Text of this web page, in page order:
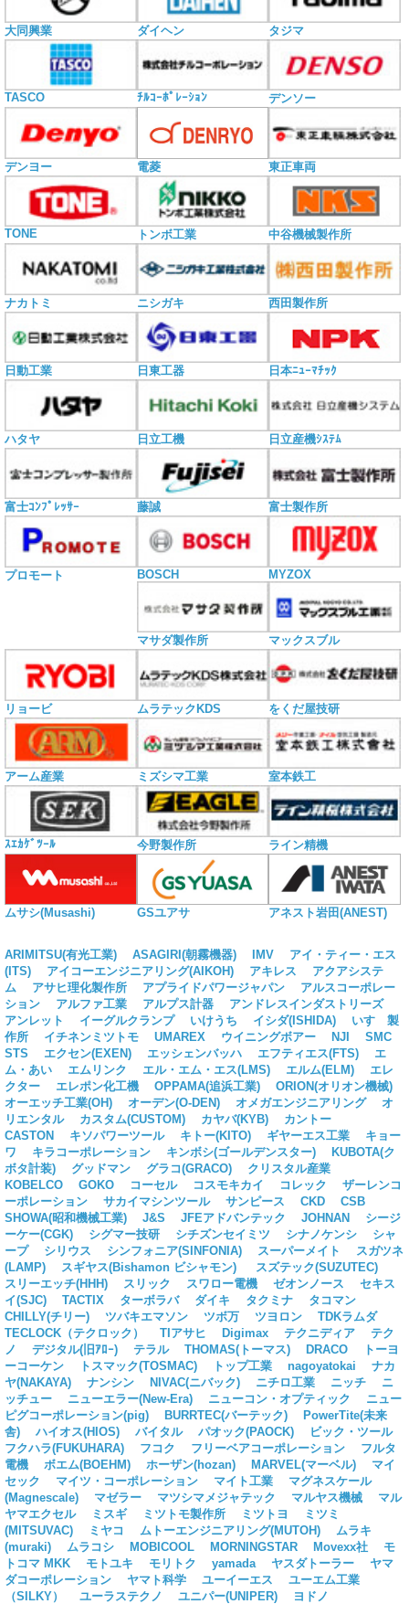
大同興業 ダイヘン タジマ
TASCO ﾁﾙｺｰﾎﾟﾚｰｼｮﾝ デンソー
デンヨー 電菱 東正車両
TONE トンボ工業 中谷機械製作所
ナカトミ ニシガキ 西田製作所
日動工業 日東工器 日本ﾆｭｰﾏﾁｯｸ
ハタヤ 日立工機 日立産機ｼｽﾃﾑ
富士ｺﾝﾌﾟﾚｯｻｰ 藤誠 富士製作所
プロモート BOSCH MYZOX
マサダ製作所 マックスブル
リョービ ムラテックKDS をくだ屋技研
アーム産業 ミズシマ工業 室本鉄工
ｽｴｶｹﾞﾂｰﾙ 今野製作所 ライン精機
ムサシ(Musashi) GSユアサ アネスト岩田(ANEST)
ARIMITSU(有光工業) ASAGIRI(朝霧機器) IMV
アイ・ティー・エス
(ITS)
アイコーエンジニアリング(AIKOH) アキレス
アクアシステ
ム
アサヒ理化製作所 アプライドパワージャパン
アルスコーポレー
ション
アルファ工業 アルプス計器
アンドレスインダストリーズ
アンレット
イーグルクランプ いけうち イシダ(ISHIDA)
いすゞ製
作所
イチネンミツトモ UMAREX ウイニングボアー NJI
SMC
STS
エクセン(EXEN) エッシェンバッハ エフティエス(FTS)
エ
ム・あい
エムリンク エル・エム・エス(LMS) エルム(ELM)
エレ
クター
エレポン化工機 OPPAMA(追浜工業)
ORION(オリオン機械)
オーエッチ工業(OH)
オーデン(O-DEN) オメガエンジニアリング
オ
リエンタル
カスタム(CUSTOM) カヤバ(KYB)
カントー
CASTON
キソパワーツール キトー(KITO) ギヤーエス工業
キョー
ワ
キラコーポレーション キンボシ(ゴールデンスター)
KUBOTA(ク
ボタ計装)
グッドマン グラコ(GRACO)
クリスタル産業
KOBELCO
GOKO コーセル コスモキカイ コレック
ザーレンコ
ーポレーション
サカイマシンツール サンピース CKD
CSB
SHOWA(昭和機械工業)
J&S JFEアドバンテック JOHNAN
シージ
ーケー(CGK)
シグマー技研 シチズンセイミツ シナノケンシ
シャ
ープ
シリウス シンフォニア(SINFONIA) スーパーメイト
スガツネ
(LAMP)
スギヤス(Bishamon ビシャモン)
スズテック(SUZUTEC)
スリーエッチ(HHH)
スリック スワロー電機 ゼオンノース
セキス
イ(SJC)
TACTIX ターボラバ ダイキ タクミナ
タコマン
CHILLY(チリー)
ツバキエマソン ツボ万 ツヨロン
TDKラムダ
TECLOCK（テクロック）
TIアサヒ Digimax テクニディア
テク
ノ
デジタル(旧ｱﾛｰ) テラル THOMAS(トーマス) DRACO
トーヨ
ーコーケン
トスマック(TOSMAC) トップ工業 nagoyatokai
ナカ
ヤ(NAKAYA)
ナンシン NIVAC(ニバック) ニチロ工業 ニッチ
ニ
ッチュー
ニューエラー(New-Era) ニューコン・オプティック
ニュー
ピグコーポレーション(pig)
BURRTEC(バーテック)
PowerTite(未来
舎)
ハイオス(HIOS) バイタル パオック(PAOCK)
ビック・ツール
フクハラ(FUKUHARA)
フコク フリーベアコーポレーション
フルタ
電機
ボエム(BOEHM) ホーザン(hozan) MARVEL(マーベル)
マイ
セック
マイツ・コーポレーション マイト工業
マグネスケール
(Magnescale)
マゼラー マツシマメジャテック マルヤス機械
マル
ヤマエクセル
ミスギ ミツトモ製作所 ミツトヨ
ミツミ
(MITSUVAC)
ミヤコ ムトーエンジニアリング(MUTOH)
ムラキ
(muraki)
ムラコシ MOBICOOL MORNINGSTAR Movexx社
モ
トコマ MKK
モトユキ モリトク yamada ヤスダトーラー
ヤマ
ダコーポレーション
ヤマト科学 ユーイーエス
ユーエム工業
（SILKY）
ユーラステクノ ユニパー(UNIPER) ヨドノ